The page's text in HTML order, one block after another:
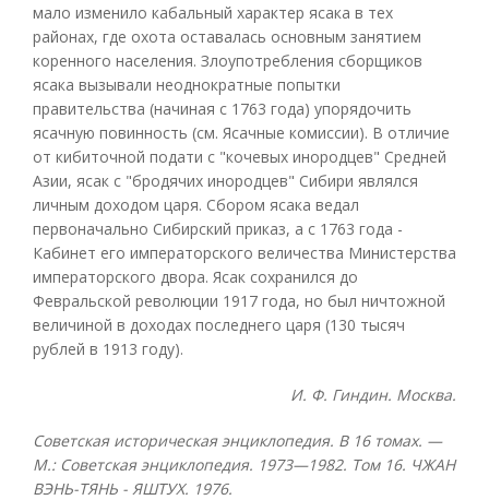
мало изменило кабальный характер ясака в тех
районах, где охота оставалась основным занятием
коренного населения. Злоупотребления сборщиков
ясака вызывали неоднократные попытки
правительства (начиная с 1763 года) упорядочить
ясачную повинность (см. Ясачные комиссии). В отличие
от кибиточной подати с "кочевых инородцев" Средней
Азии, ясак с "бродячих инородцев" Сибири являлся
личным доходом царя. Сбором ясака ведал
первоначально Сибирский приказ, а с 1763 года -
Кабинет его императорского величества Министерства
императорского двора. Ясак сохранился до
Февральской революции 1917 года, но был ничтожной
величиной в доходах последнего царя (130 тысяч
рублей в 1913 году).
И. Ф. Гиндин. Москва.
Советская историческая энциклопедия. В 16 томах. —
М.: Советская энциклопедия. 1973—1982. Том 16. ЧЖАН
ВЭНЬ-ТЯНЬ - ЯШТУХ. 1976.